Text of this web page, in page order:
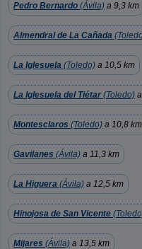
Pedro Bernardo (Ávila) a 9,3 km
Almendral de La Cañada
La Iglesuela (Toledo) a 10,5 km
La Iglesuela del Tiétar (Toledo)
Montesclaros (Toledo) a 10,8 km
Gavilanes (Ávila) a 11,3 km
La Higuera (Ávila) a 12,5 km
Hinojosa de San Vicente
Mijares (Ávila) a 13,5 km